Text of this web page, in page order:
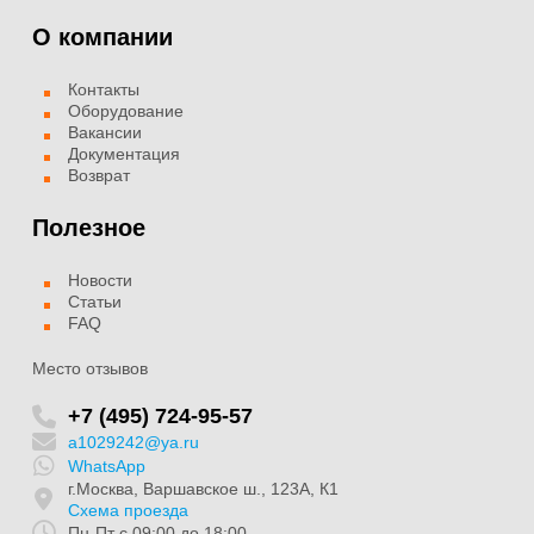
О компании
Контакты
Оборудование
Вакансии
Документация
Возврат
Полезное
Новости
Статьи
FAQ
Место отзывов
+7 (495) 724-95-57
a1029242@ya.ru
WhatsApp
г.Москва, Варшавское ш., 123А, К1
Схема проезда